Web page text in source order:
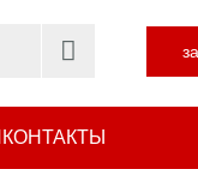
КОНТАКТЫ